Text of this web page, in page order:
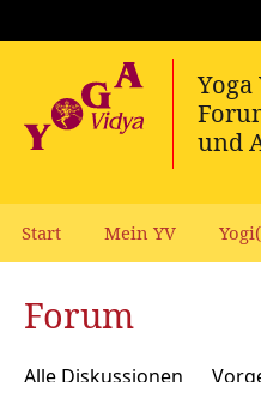
Start Mein YV
Forum
Alle Diskussionen